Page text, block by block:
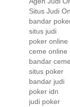
Situs Judi
bandar
situs judi
poker online
ceme online
bandar ceme
situs poker
bandar judi
poker idn
judi poker